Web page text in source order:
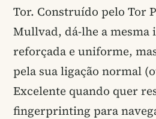
Tor. Construído pelo Tor
Mullvad, dá-lhe a mesma
reforçada e uniforme,
pela sua ligação normal
Excelente quando quer
fingerprinting para